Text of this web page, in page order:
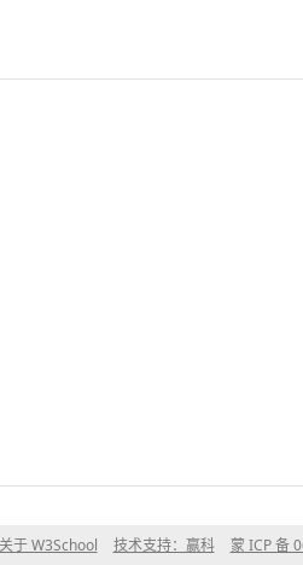
关于 W3School 技术支持：赢科 蒙 ICP 备